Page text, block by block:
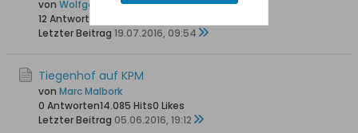
von Wolfgang
12 Antworten
Letzter Beitrag 19.07.2016, 09:54
Tiegenhof auf KPM
von Marc Malbork
0 Antworten14.085 Hits0 Likes
Letzter Beitrag 05.06.2016, 19:12